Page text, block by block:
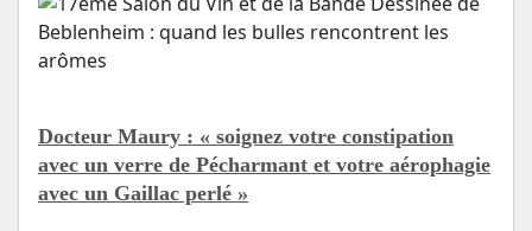
Docteur Maury : « soignez votre constipation
avec un verre de Pécharmant et votre aérophagie
avec un Gaillac perlé »